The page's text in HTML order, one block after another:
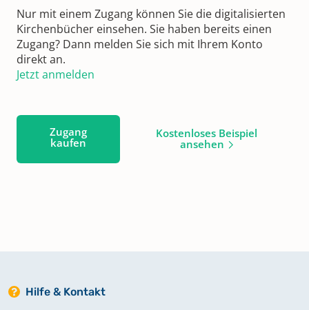
Nur mit einem Zugang können Sie die digitalisierten
Kirchenbücher einsehen. Sie haben bereits einen
Zugang? Dann melden Sie sich mit Ihrem Konto
direkt an.
Jetzt anmelden
Zugang
kaufen
Kostenloses Beispiel
ansehen
Hilfe & Kontakt